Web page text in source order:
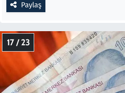
Paylaş
17 / 23